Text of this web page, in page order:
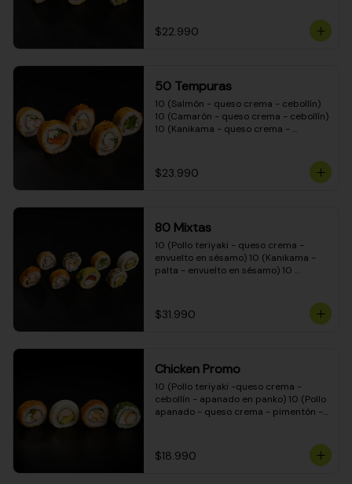
cebollín - envuelto en masa tempura)
10 (Pimentón - queso crema - cebollín
$22.990
50 Tempuras
10 (Salmón - queso crema - cebollín)
10 (Camarón - queso crema - cebollín)
10 (Kanikama - queso crema -
crema - cebollín)
$23.990
80 Mixtas
10 (Pollo teriyaki - queso crema -
envuelto en sésamo) 10 (Kanikama -
palta - envuelto en sésamo) 10
envuelto en queso crema) 10
(Camarón - queso crema - cebollín -
teriyaki - queso crema - cebollín -
envuelto en masa tempura) 10
(Pimentón - queso crema - cebollín -
envuelto en masa tempura)
$31.990
Chicken Promo
10 (Pollo teriyaki -queso crema -
cebollín - apanado en panko) 10 (Pollo
apanado - queso crema - pimentón -
ciboulette) 10 (Pollo teriyaki - palta -
envuelto en queso crema)
$18.990